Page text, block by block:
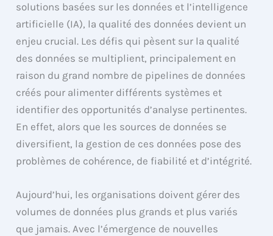
solutions basées sur les données et l’intelligence
artificielle (IA), la qualité des données devient un
enjeu crucial. Les défis qui pèsent sur la qualité
des données se multiplient, principalement en
raison du grand nombre de pipelines de données
créés pour alimenter différents systèmes et
identifier des opportunités d’analyse pertinentes.
En effet, alors que les sources de données se
diversifient, la gestion de ces données pose des
problèmes de cohérence, de fiabilité et d’intégrité.
Aujourd’hui, les organisations doivent gérer des
volumes de données plus grands et plus variés
que jamais. Avec l’émergence de nouvelles